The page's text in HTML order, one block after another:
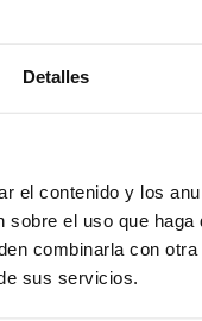
Detalles
el contenido y los
el uso que
combinarla con
sus servicios.
lo
formulario